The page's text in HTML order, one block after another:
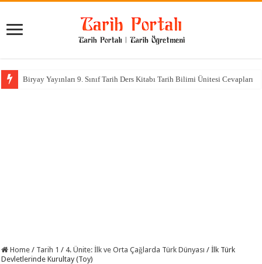
Biryay Yayınları 9. Sınıf Tarih Ders Kitabı Tarih Bilimi Ünitesi Cevapları
Home / Tarih 1 / 4. Ünite: İlk ve Orta Çağlarda Türk Dünyası / İlk Türk
Devletlerinde Kurultay (Toy)